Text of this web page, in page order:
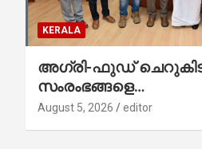
KERALA
അഗ്രി-ഫുഡ്
സംരംഭങ്ങളെ
ശക്തിപ്പെടുത്താന്‍
August 5, 2026 editor